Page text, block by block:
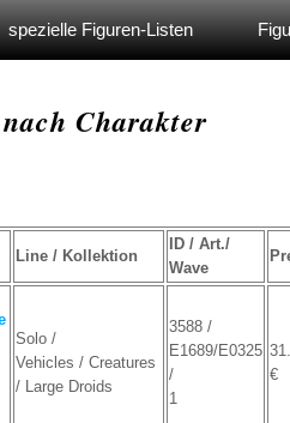
spezielle Figuren-Listen
Charakter
Line / Kollektion
ID / Art./
Wave
Solo /
Vehicles / Creatures
/ Large Droids
3588 /
E1689/E0325
/
1
€